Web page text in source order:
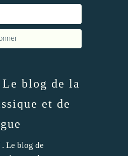
blog de la
et de